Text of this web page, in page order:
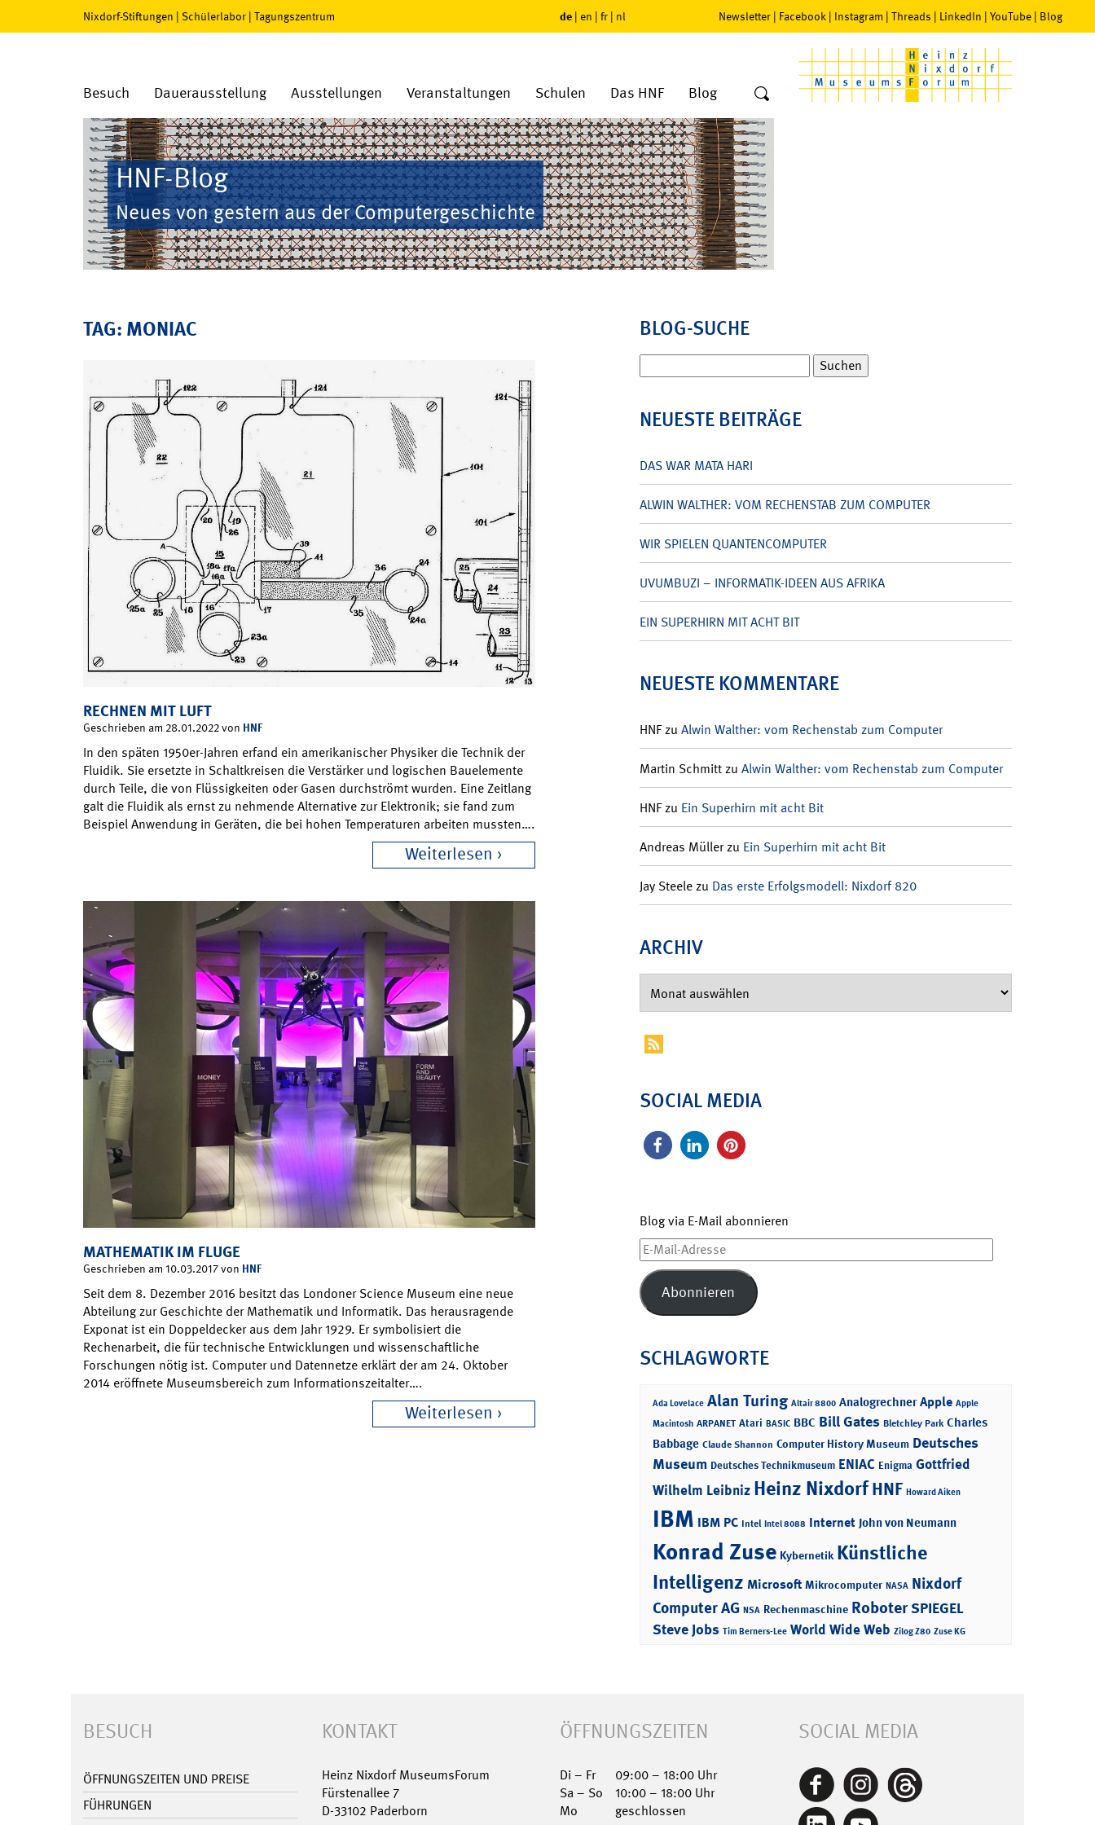
Nixdorf-Stiftungen | Schülerlabor | Tagungszentrum de | en | fr | nl Newsletter | Facebook | Instagram | Threads | LinkedIn | YouTube | Blog
Besuch Dauerausstellung Ausstellungen Veranstaltungen Schulen Das HNF Blog
HNF-Blog
Neues von gestern aus der Computergeschichte
TAG: MONIAC
RECHNEN MIT LUFT
Geschrieben am 28.01.2022 von HNF
In den späten 1950er-Jahren erfand ein amerikanischer Physiker die Technik der
Fluidik. Sie ersetzte in Schaltkreisen die Verstärker und logischen Bauelemente
durch Teile, die von Flüssigkeiten oder Gasen durchströmt wurden. Eine Zeitlang
galt die Fluidik als ernst zu nehmende Alternative zur Elektronik; sie fand zum
Beispiel Anwendung in Geräten, die bei hohen Temperaturen arbeiten mussten….
Weiterlesen
MATHEMATIK IM FLUGE
Geschrieben am 10.03.2017 von HNF
Seit dem 8. Dezember 2016 besitzt das Londoner Science Museum eine neue
Abteilung zur Geschichte der Mathematik und Informatik. Das herausragende
Exponat ist ein Doppeldecker aus dem Jahr 1929. Er symbolisiert die
Rechenarbeit, die für technische Entwicklungen und wissenschaftliche
Forschungen nötig ist. Computer und Datennetze erklärt der am 24. Oktober
2014 eröffnete Museumsbereich zum Informationszeitalter….
Weiterlesen
BLOG-SUCHE
nach:
NEUESTE BEITRÄGE
DAS WAR MATA HARI
ALWIN WALTHER: VOM RECHENSTAB ZUM COMPUTER
WIR SPIELEN QUANTENCOMPUTER
UVUMBUZI – INFORMATIK-IDEEN AUS AFRIKA
EIN SUPERHIRN MIT ACHT BIT
NEUESTE KOMMENTARE
HNFzu Alwin Walther: vom Rechenstab zum Computer
Martin Schmittzu Alwin Walther: vom Rechenstab zum Computer
HNFzu Ein Superhirn mit acht Bit
Andreas Müllerzu Ein Superhirn mit acht Bit
Jay Steelezu Das erste Erfolgsmodell: Nixdorf 820
ARCHIV
SOCIAL MEDIA
Blog via E-Mail abonnieren
E-
Mail-
Adresse
Abonnieren
SCHLAGWORTE
Ada Lovelace Alan Turing Altair 8800 Analogrechner Apple Apple
Macintosh ARPANET Atari BASIC BBC Bill Gates Bletchley Park Charles
Babbage Claude Shannon Computer History Museum Deutsches
Museum Deutsches Technikmuseum ENIAC Enigma Gottfried
Wilhelm Leibniz Heinz NixdorfHNF Howard Aiken
IBM IBM PC Intel Intel 8088 Internet John von Neumann
Konrad Zuse Kybernetik Künstliche
Intelligenz Microsoft Mikrocomputer NASA Nixdorf
Computer AG NSA Rechenmaschine RoboterSPIEGEL
Steve Jobs Tim Berners-Lee World Wide Web Zilog Z80 Zuse KG
BESUCH
ÖFFNUNGSZEITEN UND PREISE
FÜHRUNGEN
KONTAKT
Heinz Nixdorf MuseumsForum
Fürstenallee 7
D-33102 Paderborn
ÖFFNUNGSZEITEN
Di – Fr
09:00 – 18:00 Uhr
Sa – So
10:00 – 18:00 Uhr
Mo
geschlossen
SOCIAL MEDIA